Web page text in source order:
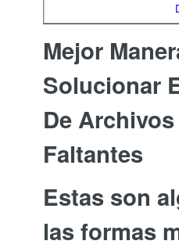
Mejor
Solucionar
De
Faltantes
Estas son
las formas